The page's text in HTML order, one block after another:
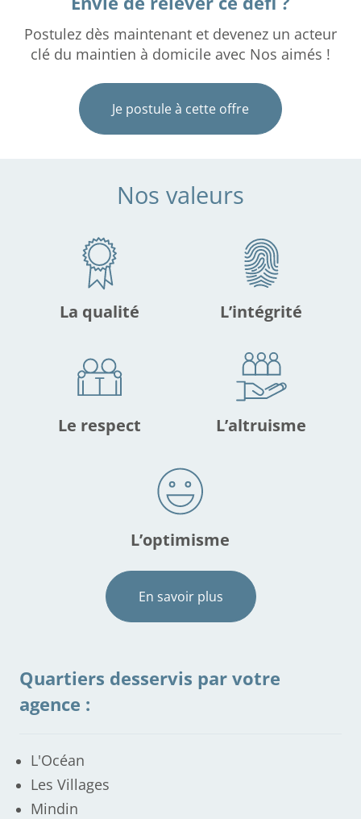
Postulez dès maintenant et devenez un acteur
clé du maintien à domicile avec Nos aimés !
Je postule à cette offre
Nos valeurs
La qualité L’intégrité
Le respect L’altruisme
L’optimisme
En savoir plus
Quartiers desservis par votre
agence :
L'Océan
Les Villages
Mindin